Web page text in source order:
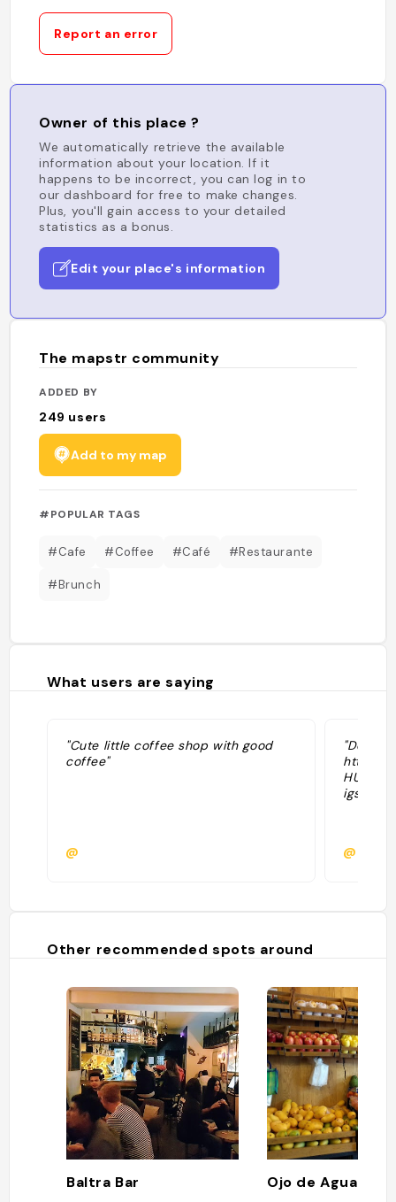
Report an error
Owner of this place ?
We automatically retrieve the available
information about your location. If it
happens to be incorrect, you can log in to
our dashboard for free to make changes.
Plus, you'll gain access to your detailed
statistics as a bonus.
Edit your place's information
The mapstr community
ADDED BY
249 users
Add to my map
#POPULAR TAGS
#Cafe #Coffee #Café #Restaurante
#Brunch
What users are saying
"Cute little coffee shop with good
coffee"
@
"Dona
https://
Other recommended spots around
Baltra Bar Ojo de Agua